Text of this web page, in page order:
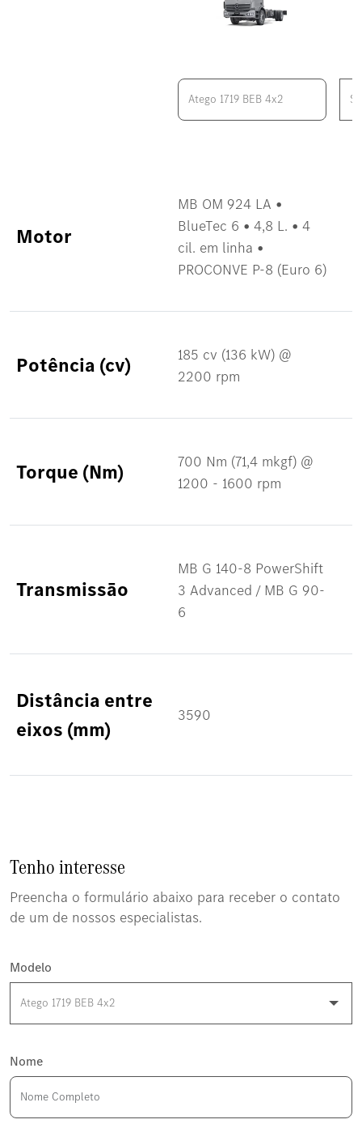
Motor
MB OM 924 LA •
BlueTec 6 • 4,8 L. • 4
cil. em linha •
PROCONVE P-8 (Euro 6)
Potência (cv)
185 cv (136 kW) @
2200 rpm
Torque (Nm)
700 Nm (71,4 mkgf) @
1200 - 1600 rpm
Transmissāo
MB G 140-8 PowerShift
3 Advanced / MB G 90-
6
Distância entre
eixos (mm)
3590
Tenho interesse
Preencha o formulário abaixo para receber o contato
de um de nossos especialistas.
Modelo
Nome